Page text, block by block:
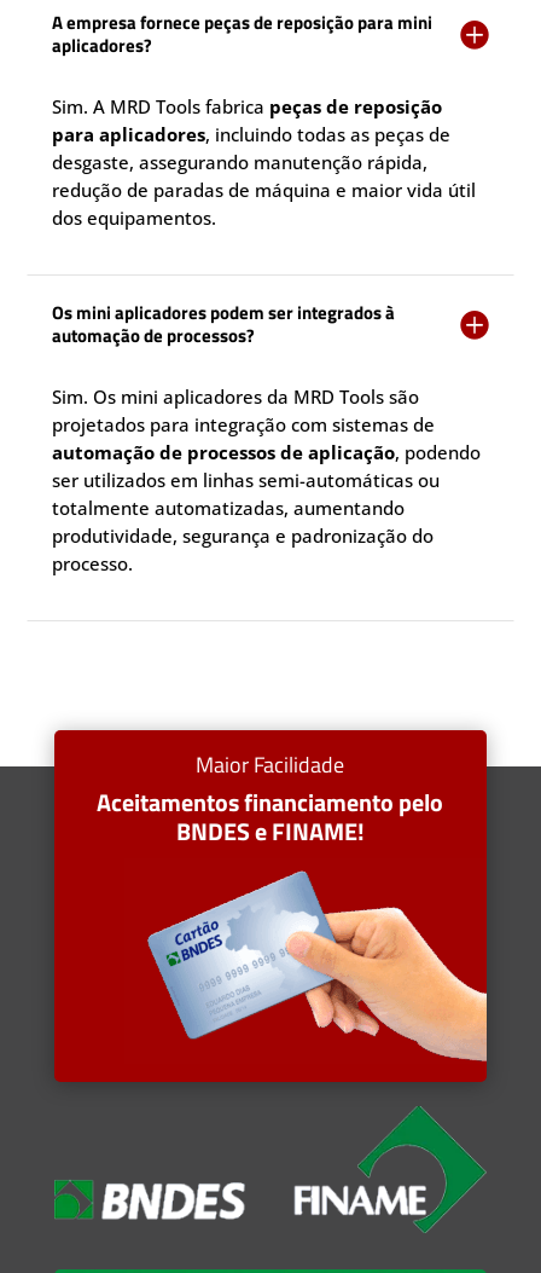
A empresa fornece peças de reposição para mini
aplicadores?

Sim. A MRD Tools fabrica peças de reposição
para aplicadores, incluindo todas as peças de
desgaste, assegurando manutenção rápida,
redução de paradas de máquina e maior vida útil
dos equipamentos.
Os mini aplicadores podem ser integrados à
automação de processos?

Sim. Os mini aplicadores da MRD Tools são
projetados para integração com sistemas de
automação de processos de aplicação, podendo
ser utilizados em linhas semi-automáticas ou
totalmente automatizadas, aumentando
produtividade, segurança e padronização do
processo.
Maior Facilidade
Aceitamentos financiamento pelo
BNDES e FINAME!